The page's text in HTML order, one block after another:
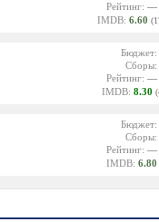
Рейтинг: —
IMDB: 6.60
Рейтинг: —
IMDB: 8.30
Рейтинг: —
IMDB: 6.80